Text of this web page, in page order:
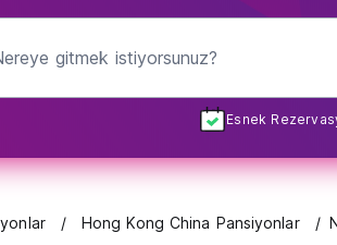
gitmek istiyorsunuz?
Esnek
Hong Kong China Pansiyonlar